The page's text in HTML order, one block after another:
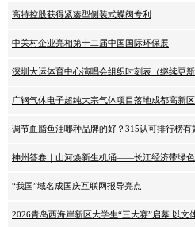
高特控股获得紧凑型侧装式蝶阀专利
中关村企业亮相第十二届中国国际环保展
深圳大运体育中心演唱会组织时刻表（继续更新
广钢气体电子超纯大宗气体项目落地成都高新区
调节血脂鱼油哪种品牌的好？315认可排行榜有
神州答卷｜山河焕新生机涌——长江经济带绿
“我国”域名成国庆互联网报导亮点
2026青岛西海岸新区大学生“三大赛”启幕 以文